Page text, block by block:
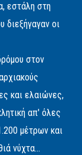
εστάλη στη
διεξήγαγαν οι
στον
και ελαιώνες,
απ' όλες
μέτρων και
νύχτα...